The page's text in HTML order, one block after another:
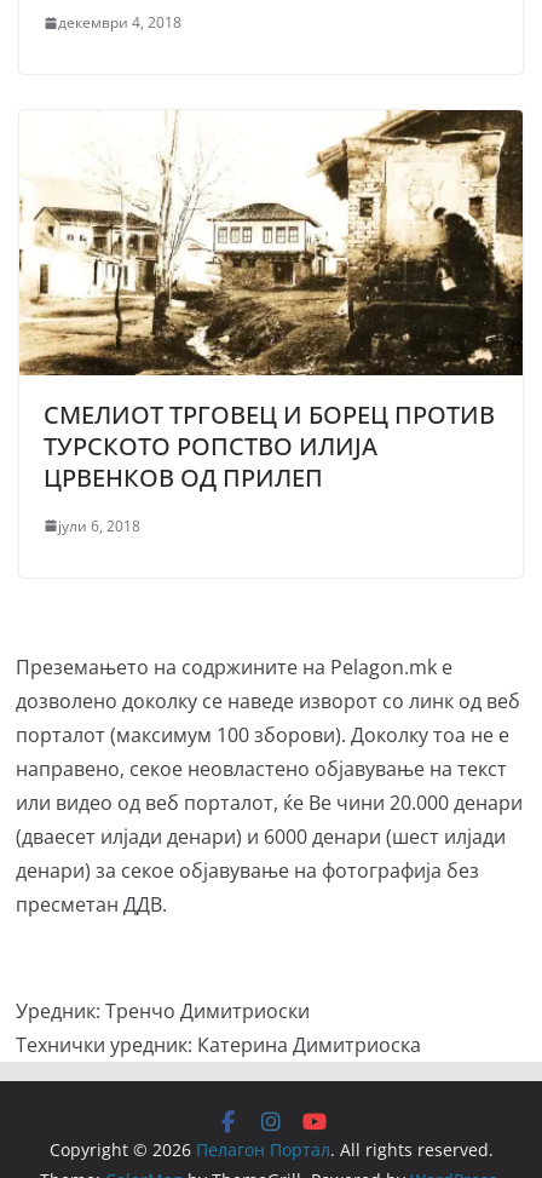
декември 4, 2018
СМЕЛИОТ ТРГОВЕЦ И БОРЕЦ ПРОТИВ
ТУРСКОТО РОПСТВО ИЛИЈА
ЦРВЕНКОВ ОД ПРИЛЕП
јули 6, 2018
Преземањето на содржините на Pelagon.mk е
дозволено доколку се наведе изворот со линк од веб
порталот (максимум 100 зборови). Доколку тоа не е
направено, секое неовластено објавување на текст
или видео од веб порталот, ќе Ве чини 20.000 денари
(дваесет илјади денари) и 6000 денари (шест илјади
денари) за секое објавување на фотографија без
пресметан ДДВ.
Уредник: Тренчо Димитриоски
Технички уредник: Катерина Димитриоска
Copyright © 2026 Пелагон Портал. All rights reserved.